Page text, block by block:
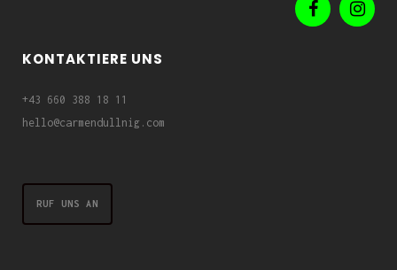
KONTAKTIERE UNS
+43 660 388 18 11
hello@carmendullnig.com
RUF UNS AN